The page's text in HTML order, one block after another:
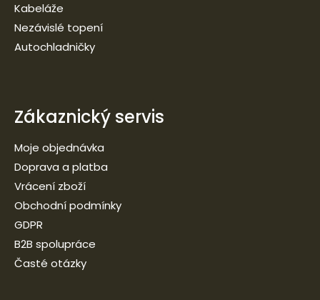
Kabeláže
Nezávislé topení
Autochladničky
Zákaznický servis
Moje objednávka
Doprava a platba
Vrácení zboží
Obchodní podmínky
GDPR
B2B spolupráce
Časté otázky